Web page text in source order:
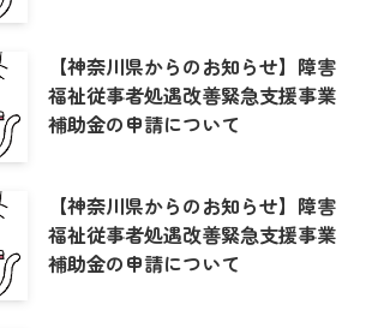
【神奈川県からのお知らせ】障害
福祉従事者処遇改善緊急支援事業
補助金の申請について
【神奈川県からのお知らせ】障害
福祉従事者処遇改善緊急支援事業
補助金の申請について